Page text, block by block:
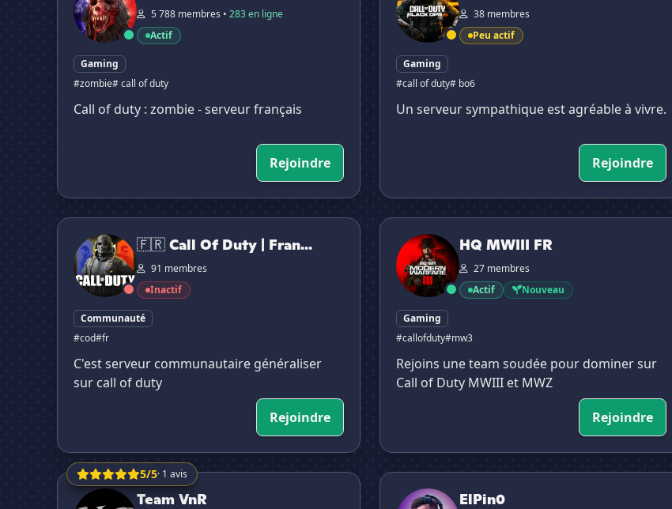
5 788 membres • 283 en ligne
Actif
Gaming
#zombie# call of duty
Call of duty : zombie - serveur français
Rejoindre
38 membres
Peu actif
Gaming
#call of duty# bo6
Un serveur sympathique est agréable à vivre.
Rejoindre
🇫🇷 Call Of Duty | France 🇫🇷 V.2.0
🇫🇷 Call Of Duty | Fran...
91 membres
Inactif
Communauté
#cod#fr
C'est serveur communautaire généraliser
sur call of duty
Rejoindre
HQ MWIII FR
HQ MWIII FR
27 membres
Actif
Nouveau
Gaming
#callofduty#mw3
Rejoins une team soudée pour dominer sur
Call of Duty MWIII et MWZ
Rejoindre
5/5· 1 avis
Team VnR
Team VnR
ElPin0
ElPin0